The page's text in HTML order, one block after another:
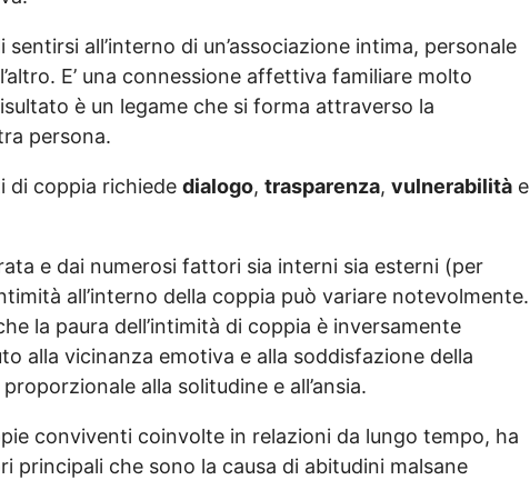
sentirsi all’interno di un’associazione intima, personale
E’ una connessione affettiva familiare molto
è un legame che si forma attraverso la
persona.
di coppia richiededialogo,trasparenza,vulnerabilità e
e dai numerosi fattori sia interni sia esterni (per
all’interno della coppia può variare notevolmente.
la paura dell’intimità di coppia è inversamente
alla vicinanza emotiva e alla soddisfazione della
alla solitudine e all’ansia.
conviventi coinvolte in relazioni da lungo tempo, ha
principali che sono la causa di abitudini malsane